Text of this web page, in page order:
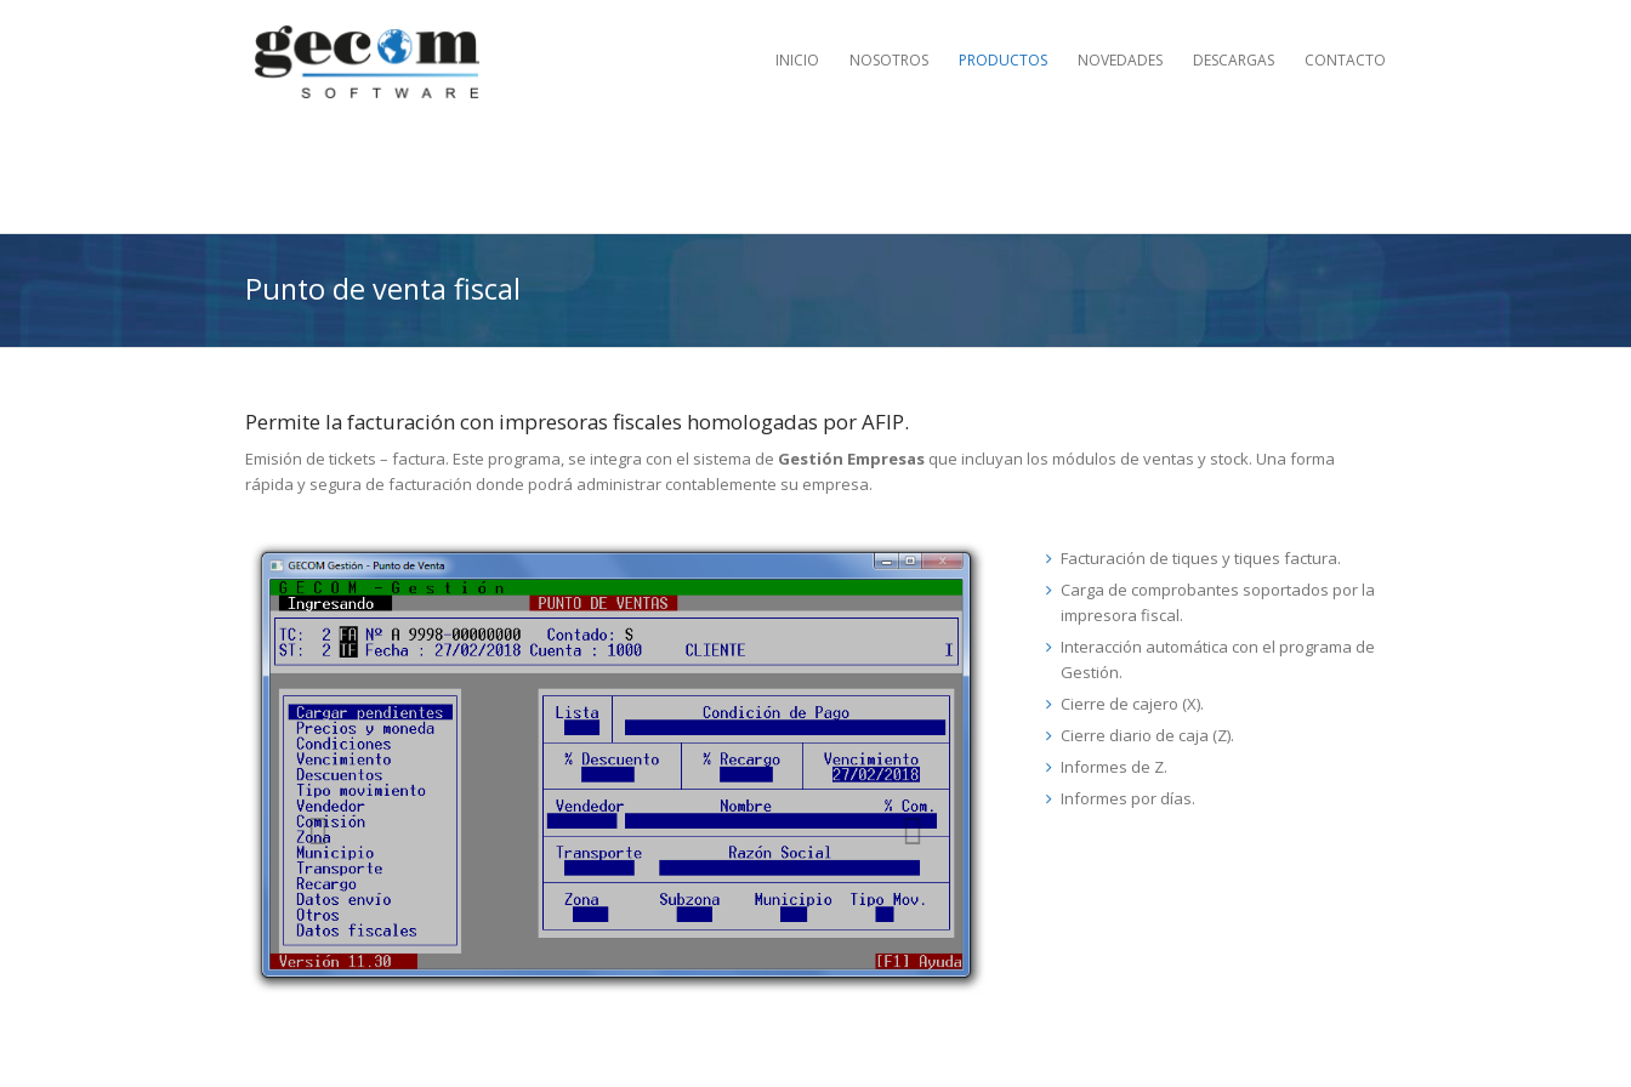
INICIO NOSOTROS PRODUCTOS NOVEDADES DESCARGAS CONTACTO
Punto de venta fiscal
Permite la facturación con impresoras fiscales homologadas por AFIP.
Emisión de tickets – factura. Este programa, se integra con el sistema de Gestión Empresas que incluyan los módulos de ventas y stock. Una forma
rápida y segura de facturación donde podrá administrar contablemente su empresa.
Facturación de tiques y tiques factura.
Carga de comprobantes soportados por la
impresora fiscal.
Interacción automática con el programa de
Gestión.
Cierre de cajero (X).
Cierre diario de caja (Z).
Informes de Z.
Informes por días.